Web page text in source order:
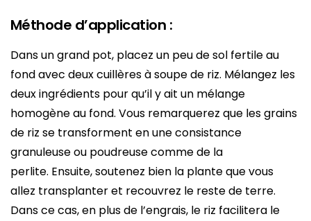
Méthode d’application :
Dans un grand pot, placez un peu de sol fertile au
fond avec deux cuillères à soupe de riz. Mélangez les
deux ingrédients pour qu’il y ait un mélange
homogène au fond. Vous remarquerez que les grains
de riz se transforment en une consistance
granuleuse ou poudreuse comme de la
perlite. Ensuite, soutenez bien la plante que vous
allez transplanter et recouvrez le reste de terre.
Dans ce cas, en plus de l’engrais, le riz facilitera le